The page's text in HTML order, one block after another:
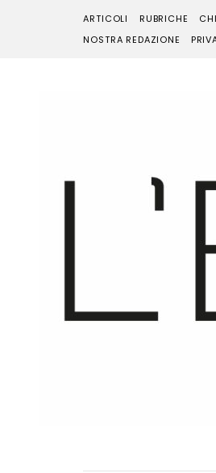
ARTICOLI RUBRICHE
NOSTRA REDAZIONE